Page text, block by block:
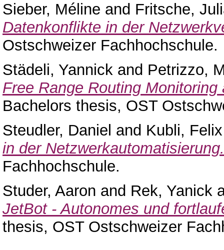
Sieber, Méline and Fritsche,
Datenkonflikte in der
Ostschweizer Fachhochschule.
Städeli, Yannick and Petrizzo,
Free Range Routing
Bachelors thesis, OST
Steudler, Daniel and Kubli, Felix
in der Netzwerkautomatisierung.
Fachhochschule.
Studer, Aaron and Rek, Yanick
JetBot - Autonomes und
thesis, OST Ostschweizer